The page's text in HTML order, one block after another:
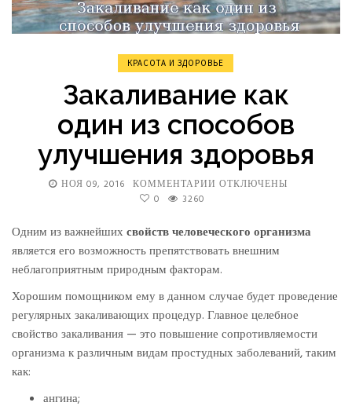
КРАСОТА И ЗДОРОВЬЕ
Закаливание как
один из способов
улучшения здоровья
НОЯ 09, 2016 КОММЕНТАРИИ К
КАК
ИЗ
СПОСОБОВ
УЛУЧШЕНИЯ
ЗДОРОВЬЯ
ОТКЛЮЧЕНЫ
0
3260
Одним из важнейших свойств человеческого организма
является его возможность препятствовать внешним
неблагоприятным природным факторам.
Хорошим помощником ему в данном случае будет проведение
регулярных закаливающих процедур. Главное целебное
свойство закаливания — это повышение сопротивляемости
организма к различным видам простудных заболеваний, таким
как:
ангина;